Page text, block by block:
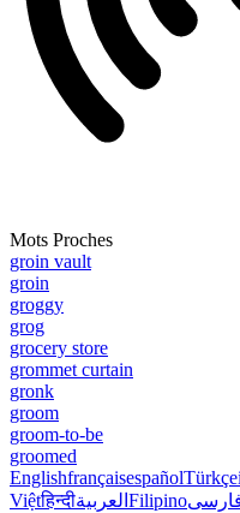
Mots Proches
groin vault
groin
groggy
grog
grocery store
grommet curtain
gronk
groom
groom-to-be
groomed
EnglishfrançaisespañolTürkçe
Việtहिन्दीالعربية Filipino